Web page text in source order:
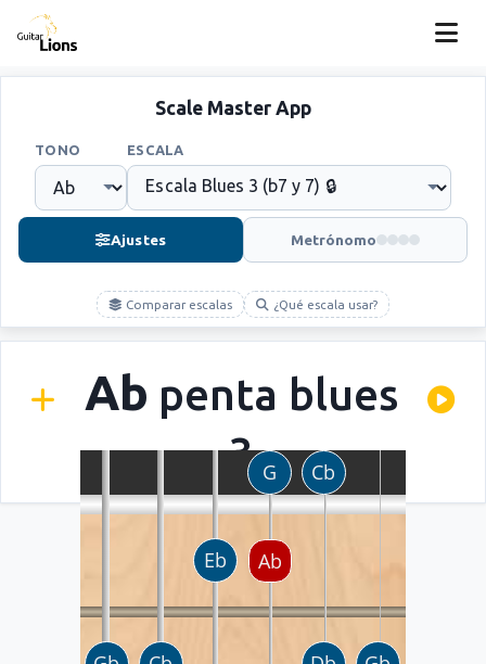
Scale Master App
TONO ESCALA
Ajustes Metrónomo
Comparar escalas ¿Qué escala usar?
Ab penta blues
3